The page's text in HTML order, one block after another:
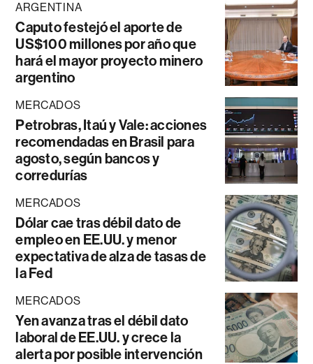
ARGENTINA
Caputo festejó el aporte de
US$100 millones por año que
hará el mayor proyecto minero
argentino
MERCADOS
Petrobras, Itaú y Vale: acciones
recomendadas en Brasil para
agosto, según bancos y
corredurías
MERCADOS
Dólar cae tras débil dato de
empleo en EE.UU. y menor
expectativa de alza de tasas de
la Fed
MERCADOS
Yen avanza tras el débil dato
laboral de EE.UU. y crece la
alerta por posible intervención